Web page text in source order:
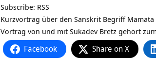
Subscribe: RSS
Kurzvortrag über den Sanskrit Begriff Mamata
Vortrag von und mit Sukadev Bretz gehört
Facebook Share on X